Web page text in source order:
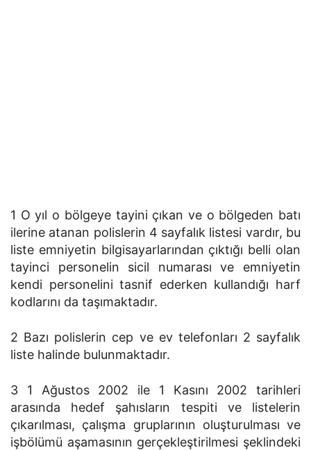
1 O yıl o bölgeye tayini çıkan ve o bölgeden batı
ilerine atanan polislerin 4 sayfalık listesi vardır, bu
liste emniyetin bilgisayarlarından çıktığı belli olan
tayinci personelin sicil numarası ve emniyetin
kendi personelini tasnif ederken kullandığı harf
kodlarını da taşımaktadır.
2 Bazı polislerin cep ve ev telefonları 2 sayfalık
liste halinde bulunmaktadır.
3 1 Ağustos 2002 ile 1 Kasını 2002 tarihleri
arasında hedef şahısların tespiti ve listelerin
çıkarılması, çalışma gruplarının oluşturulması ve
işbölümü aşamasının gerçekleştirilmesi şeklindeki